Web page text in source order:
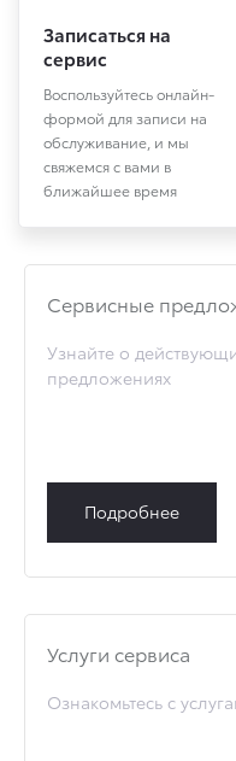
Записаться на
сервис
Воспользуйтесь онлайн-
формой для записи на
обслуживание, и мы
свяжемся с вами в
ближайшее время
Cервисные
Узнайте о
предложениях
Подробнее
Услуги сервиса
Ознакомьтесь с